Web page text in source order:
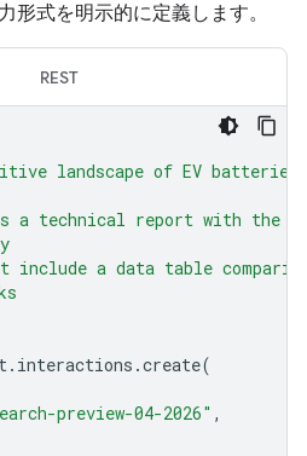
形式を明示的に定義します。
REST
landscape of EV batteries.
a technical report with the
include a data table
. interactions .create(
preview-04-2026" ,